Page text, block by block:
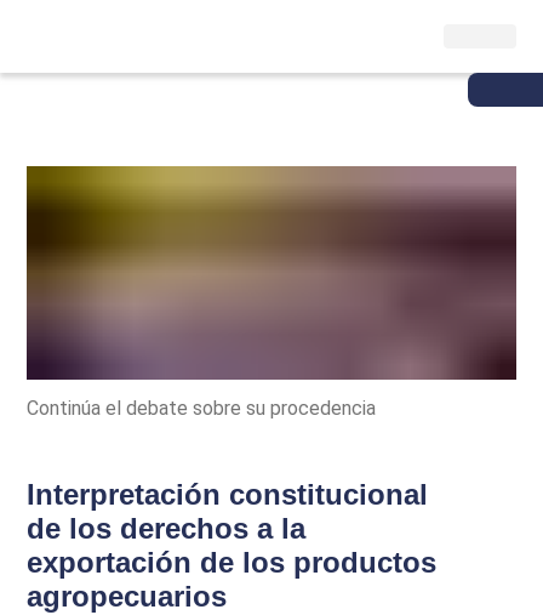
Continúa el debate sobre su procedencia
Interpretación constitucional
de los derechos a la
exportación de los productos
agropecuarios